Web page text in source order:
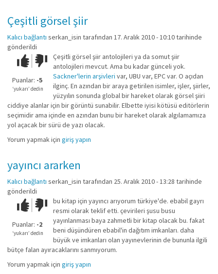
Çeşitli görsel şiir
Kalıcı bağlantı serkan_isin tarafından 17. Aralık 2010 - 10:10 tarihinde
gönderildi
Çok iyi!O
kadar
iyi
değil!
Puanlar: -5
‘yukarı’ dedin
Çeşitli görsel şiir antolojileri ya da somut şiir
antolojileri mevcut. Ama bu kadar günceli yok.
Sackner'lerin arşivleri var, UBU var, EPC var. O açıdan
ilginç. En azından bir araya getirilen isimler, işler, şiirler,
yüzyılın sonunda global bir hareket olarak görsel şiiri
ciddiye alanlar için bir görüntü sunabilir. Elbette iyisi kötüsü editörlerin
seçimidir ama içinde en azından bunu bir hareket olarak algılamamıza
yol açacak bir sürü de yazı olacak.
Yorum yapmak için giriş yapın
yayıncı ararken
Kalıcı bağlantı serkan_isin tarafından 25. Aralık 2010 - 13:28 tarihinde
gönderildi
Çok iyi!O
kadar
iyi
değil!
Puanlar: -2
‘yukarı’ dedin
bu kitap için yayıncı arıyorum türkiye'de. ebabil gayrı
resmi olarak teklif etti. çevirileri şusu busu
yayınlanması baya zahmetli bir kitap olacak bu. fakat
beni düşündüren ebabil'in dağıtım imkanları. daha
büyük ve imkanları olan yayınevlerinin de bununla ilgili
bütçe falan ayıracaklarını sanmıyorum.
Yorum yapmak için giriş yapın